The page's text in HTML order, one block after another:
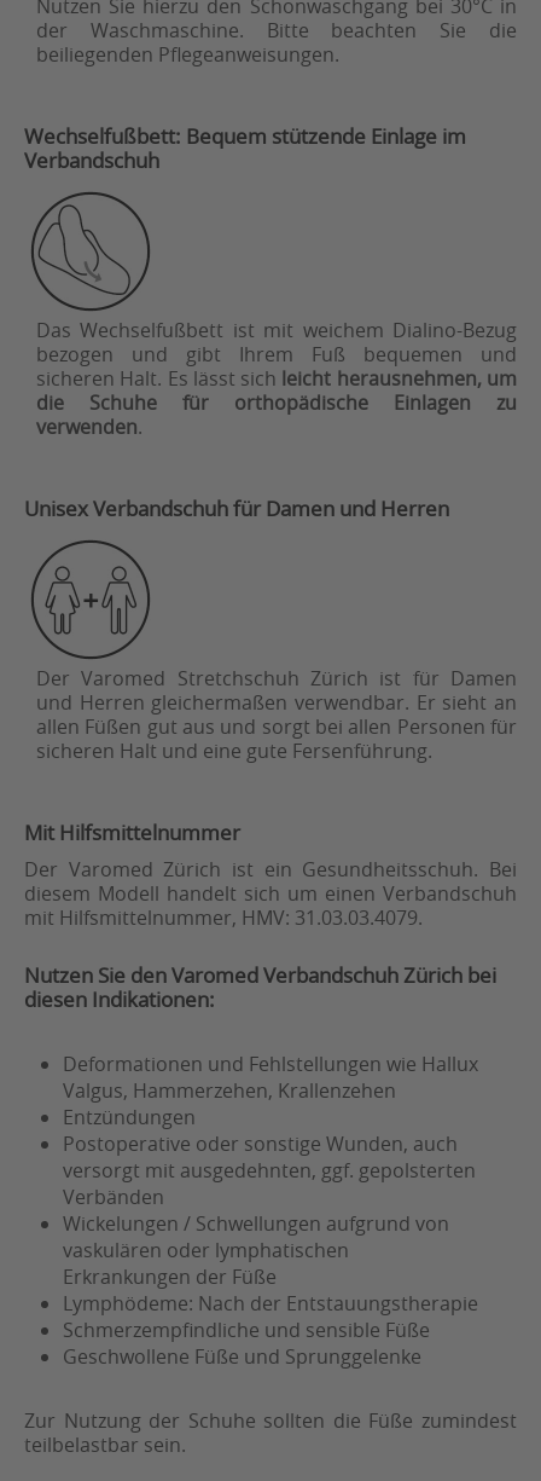
Nutzen Sie hierzu den Schonwaschgang bei 30°C in
der Waschmaschine. Bitte beachten Sie die
beiliegenden Pflegeanweisungen.
Wechselfußbett: Bequem stützende Einlage im
Verbandschuh
Das Wechselfußbett ist mit weichem Dialino-Bezug
bezogen und gibt Ihrem Fuß bequemen und
sicheren Halt. Es lässt sich leicht herausnehmen, um
die Schuhe für orthopädische Einlagen zu
verwenden.
Unisex Verbandschuh für Damen und Herren
Der Varomed Stretchschuh Zürich ist für Damen
und Herren gleichermaßen verwendbar. Er sieht an
allen Füßen gut aus und sorgt bei allen Personen für
sicheren Halt und eine gute Fersenführung.
Mit Hilfsmittelnummer
Der Varomed Zürich ist ein Gesundheitsschuh. Bei
diesem Modell handelt sich um einen Verbandschuh
mit Hilfsmittelnummer, HMV: 31.03.03.4079.
Nutzen Sie den Varomed Verbandschuh Zürich bei
diesen Indikationen:
Deformationen und Fehlstellungen wie Hallux
Valgus, Hammerzehen, Krallenzehen
Entzündungen
Postoperative oder sonstige Wunden, auch
versorgt mit ausgedehnten, ggf. gepolsterten
Verbänden
Wickelungen / Schwellungen aufgrund von
vaskulären oder lymphatischen
Erkrankungen der Füße
Lymphödeme: Nach der Entstauungstherapie
Schmerzempfindliche und sensible Füße
Geschwollene Füße und Sprunggelenke
Zur Nutzung der Schuhe sollten die Füße zumindest
teilbelastbar sein.